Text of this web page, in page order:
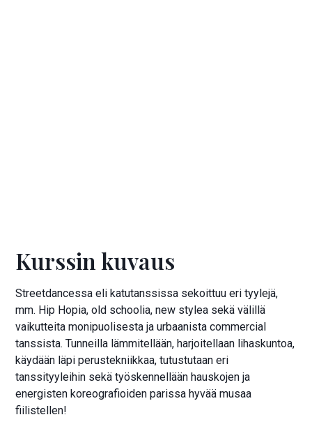
Kurssin kuvaus
Streetdancessa eli katutanssissa sekoittuu eri tyylejä,
mm. Hip Hopia, old schoolia, new stylea sekä välillä
vaikutteita monipuolisesta ja urbaanista commercial
tanssista. Tunneilla lämmitellään, harjoitellaan lihaskuntoa,
käydään läpi perustekniikkaa, tutustutaan eri
tanssityyleihin sekä työskennellään hauskojen ja
energisten koreografioiden parissa hyvää musaa
fiilistellen!